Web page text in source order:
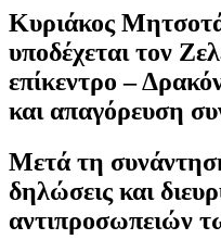
Κυριάκος
υποδέχεται τον
επίκεντρο –
και απαγόρευση
Μετά τη
δηλώσεις και
αντιπροσωπειών